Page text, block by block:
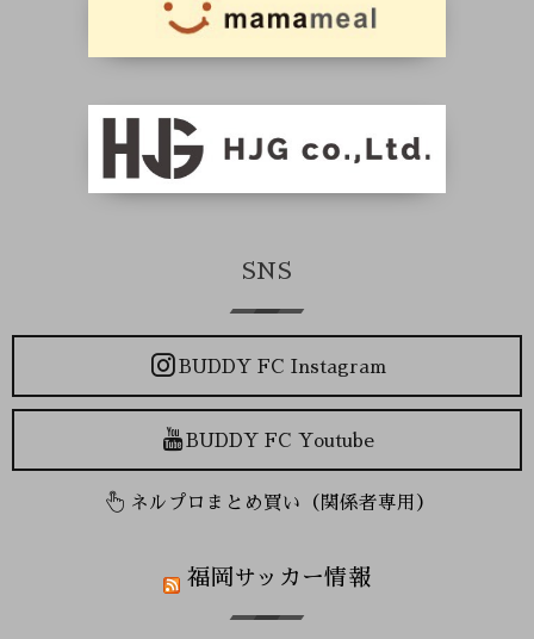
SNS
BUDDY FC Instagram
BUDDY FC Youtube
ネルプロまとめ買い（関係者専用）
福岡サッカー情報